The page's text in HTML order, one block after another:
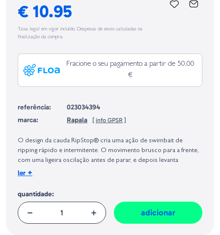
€ 10.95
Taxa legal em vigor incluído. Despesas de envio calculadas na
finalização da compra.
Fracione o seu pagamento a partir de 50,00
€
referência:
023034394
marca:
Rapala [ info GPSR ]
Europeia, dos produtos da marca, conforme requerido no Regulamento
Geral sobre a Segurança dos Produtos (GPSR):
O design da cauda RipStop® cria uma ação de swimbait de
ripping rápido e intermitente. O movimento brusco para a frente,
com uma ligeira oscilação antes de parar, e depois levanta
ligeiramente a cabeça com uma subida superlenta. Lance e enrole,
maneira favorita para todas as espécies de peixes desportivos.
Plástico durável de duas partes com lábio integrado
Ação de ripping e paragem brusca
ler +
quantidade:
adicionar